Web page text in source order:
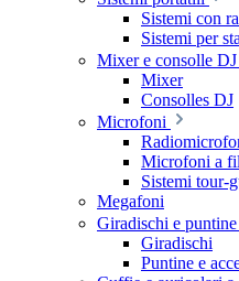
Sistemi con
Sistemi per
Mixer e consolle DJ
Mixer
Consolles DJ
Microfoni
Microfoni a
Sistemi tour-
Megafoni
Giradischi e puntine
Giradischi
Puntine e